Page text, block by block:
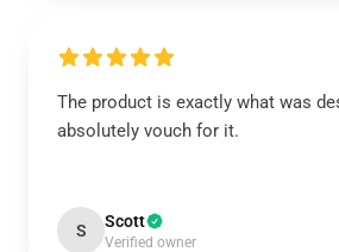
The product is exactly what was
absolutely vouch for it.
S Scott
Verified owner